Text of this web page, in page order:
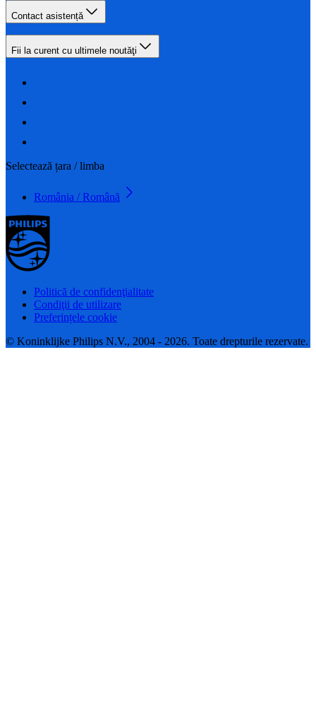
Contact asistență
Fii la curent cu ultimele noutăţi
Selectează țara / limba
România / Română
Politică de confidenţialitate
Condiţii de utilizare
Preferințele cookie
© Koninklijke Philips N.V., 2004 - 2026. Toate drepturile rezervate.